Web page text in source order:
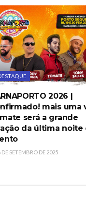
2026 |
mais uma
será a grande
da última noite
SETEMBRO DE 2025